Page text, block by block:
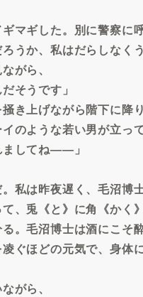
マギした。別に警察に
うか、私はだらしなく
がら、
そうです」
き上げながら階下に降り
のような若い男が立っ
ましてね――」
私は昨夜遅く、毛沼博
、兎《と》に角《かく
。毛沼博士は酒にこそ
ぐほどの元気で、身体
がら、